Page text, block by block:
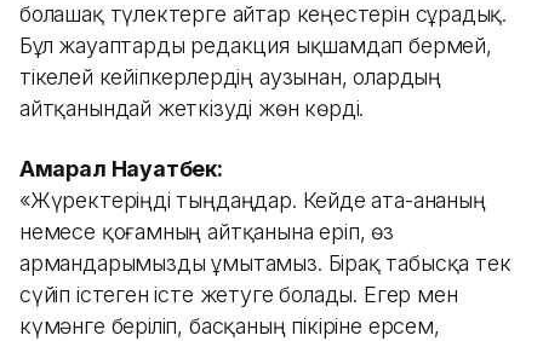
болашақ түлектерге айтар кеңестерін сұрадық.
Бұл жауаптарды редакция ықшамдап бермей,
тікелей кейіпкерлердің аузынан, олардың
айтқанындай жеткізуді жөн көрді.
Ақмарал Науатбек:
«Жүректеріңді тыңдаңдар. Кейде ата-ананың
немесе қоғамның айтқанына еріп, өз
армандарымызды ұмытамыз. Бірақ табысқа тек
сүйіп істеген істе жетуге болады. Егер мен
күмәнге беріліп, басқаның пікіріне ерсем,